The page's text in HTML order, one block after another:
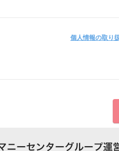
個人情報の取り